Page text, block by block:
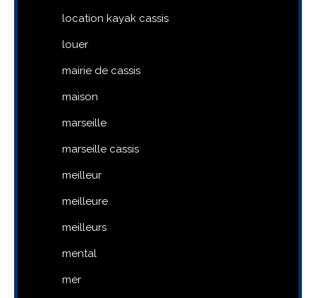
location kayak cassis
louer
mairie de cassis
maison
marseille
marseille cassis
meilleur
meilleure
meilleurs
mental
mer